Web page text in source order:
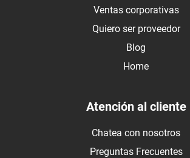
Ventas corporativas
Quiero ser proveedor
Blog
Home
Atención al cliente
Chatea con nosotros
Preguntas Frecuentes